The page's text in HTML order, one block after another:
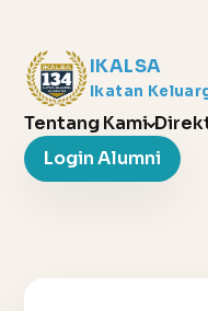
IKALSA
Ikatan
Tentang Kami
Login Alumni